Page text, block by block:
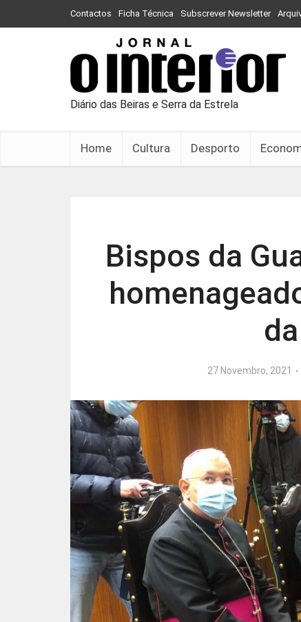
Contactos Ficha Técnica Subscrever Newsletter
Diário das Beiras e Serra da Estrela
Home Cultura Desporto
Bispos da
27 Novembro, 2021